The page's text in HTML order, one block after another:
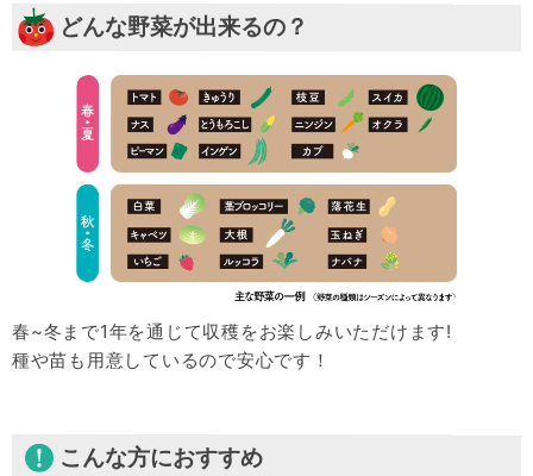
どんな野菜が出来るの？
春~冬まで1年を通じて収穫をお楽しみいただけます!
種や苗も用意しているので安心です！
こんな方におすすめ